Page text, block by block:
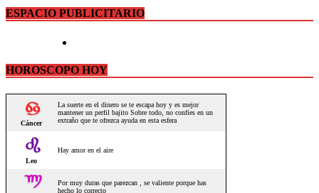
ESPACIO PUBLICITARIO
HOROSCOPO HOY